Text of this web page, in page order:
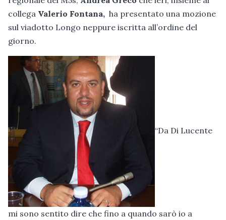
collega Valerio Fontana, ha presentato una mozione
sul viadotto Longo neppure iscritta all’ordine del
giorno.
“Da Di Lucente
mi sono sentito dire che fino a quando sarò io a